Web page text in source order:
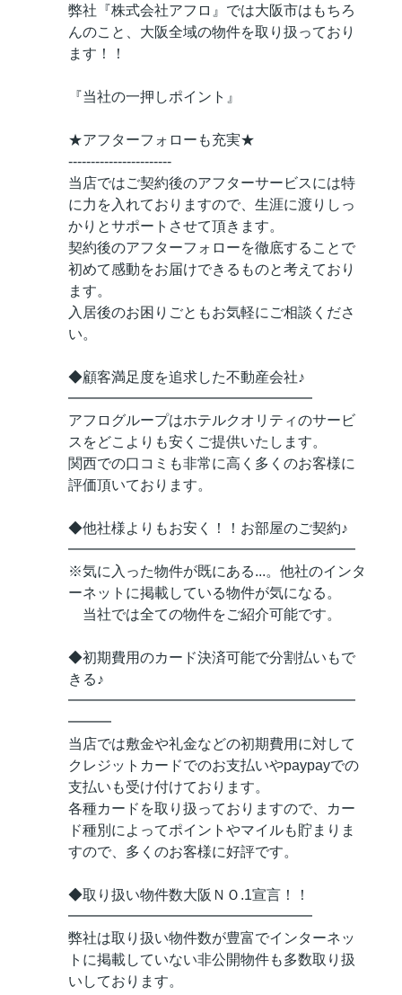
弊社『株式会社アフロ』では大阪市はもちろ
んのこと、大阪全域の物件を取り扱っており
ます！！
『当社の一押しポイント』
★アフターフォローも充実★
-----------------------
当店ではご契約後のアフターサービスには特
に力を入れておりますので、生涯に渡りしっ
かりとサポートさせて頂きます。
契約後のアフターフォローを徹底することで
初めて感動をお届けできるものと考えており
ます。
入居後のお困りごともお気軽にご相談くださ
い。
◆顧客満足度を追求した不動産会社♪
━━━━━━━━━━━━━━━━━
アフログループはホテルクオリティのサービ
スをどこよりも安くご提供いたします。
関西での口コミも非常に高く多くのお客様に
評価頂いております。
◆他社様よりもお安く！！お部屋のご契約♪
━━━━━━━━━━━━━━━━━━━━
※気に入った物件が既にある...。他社のインタ
ーネットに掲載している物件が気になる。
当社では全ての物件をご紹介可能です。
◆初期費用のカード決済可能で分割払いもで
きる♪
━━━━━━━━━━━━━━━━━━━━
━━━
当店では敷金や礼金などの初期費用に対して
クレジットカードでのお支払いやpaypayでの
支払いも受け付けております。
各種カードを取り扱っておりますので、カー
ド種別によってポイントやマイルも貯まりま
すので、多くのお客様に好評です。
◆取り扱い物件数大阪ＮＯ.1宣言！！
━━━━━━━━━━━━━━━━━
弊社は取り扱い物件数が豊富でインターネッ
トに掲載していない非公開物件も多数取り扱
いしております。